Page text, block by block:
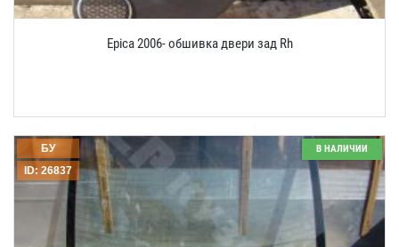
Epica 2006- обшивка двери зад Rh
ID: 26837
БУ В НАЛИЧИИ